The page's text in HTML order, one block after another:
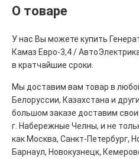
О товаре
У нас Вы можете купить
Камаз Евро-3,4 /
в кратчайшие сроки.
Мы доставим вам товар в
Белоруссии, Казахстана и
большом заказе доставим
г. Набережные Челны, и не
как Москва, Санкт-Петербург,
Барнаул, Новокузнецк,